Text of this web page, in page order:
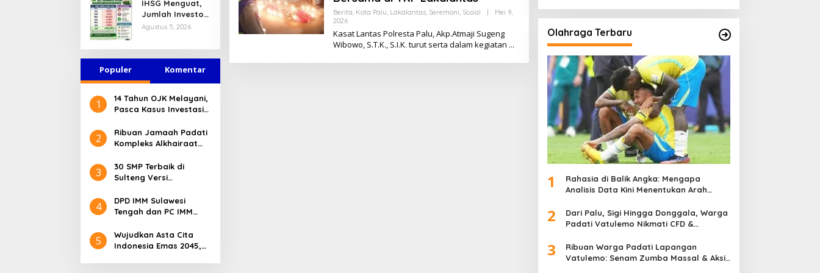
Jasa Keuangan
Tetap Terjaga
IHSG Menguat,
Jumlah Investor
Pasar Modal
Agustus 5, 2026
Populer Komentar
1
14 Tahun OJK Melayani,
Pasca Kasus Investasi
Sulteng Menilai Peran
OJK Sangat Penting
2
Ribuan Jamaah Padati
Kompleks Alkhairaat
Nasional dan Daerah
Hadir
3
30 SMP Terbaik di
Sulteng Versi
4
DPD IMM Sulawesi
Tengah dan PC IMM
Mantan Kapolresta
Palu
5
Wujudkan Asta Cita
Indonesia Emas 2045,
Berita, Kota Palu, Lakalantas, Seremoni, Sosial
Mei 9,
2026O
E
H
I
Kasat Lantas Polresta Palu, Akp.Atmaji Sugeng
Wibowo, S.T.K., S.I.K. turut serta dalam kegiatan
Olahraga Terbaru
1
Rahasia di Balik Angka: Mengapa
Analisis Data Kini Menentukan Arah
2
Dari Palu, Sigi Hingga Donggala, Warga
Padati Vatulemo Nikmati CFD &
3
Ribuan Warga Padati Lapangan
Vatulemo: Senam Zumba Massal & Aksi